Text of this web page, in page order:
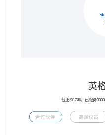
英
截止2017年，已服务
合作伙伴 高端仪器